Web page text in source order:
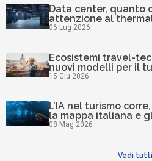
Data center, quanto
attenzione al
06 Lug 2026
Ecosistemi travel-
nuovi modelli per il
15 Giu 2026
L’IA nel turismo
la mappa italiana e
08 Mag 2026
Vedi